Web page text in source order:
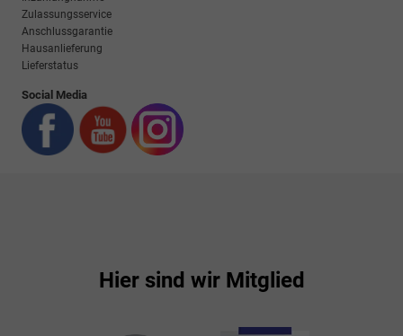
Zulassungsservice
Anschlussgarantie
Hausanlieferung
Lieferstatus
Social Media
Hier sind wir Mitglied